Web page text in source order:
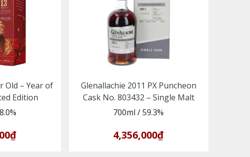
Old – Year of
Edition
Glenallachie 2011 PX Puncheon
Cask No. 803432 – Single Malt
Whisky vùng Speyside
700ml /59.3%
4,356,000₫